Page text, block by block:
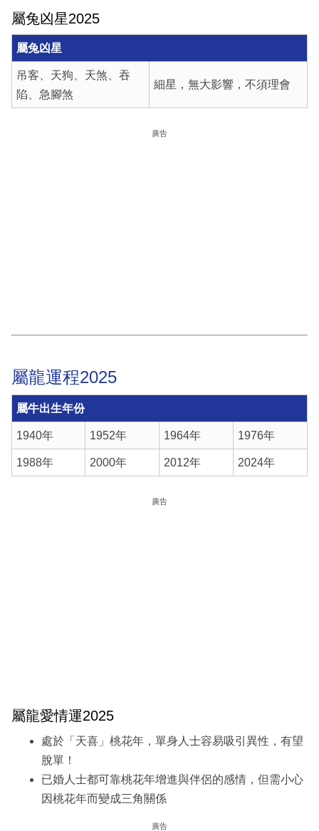
屬兔凶星2025
屬兔凶星
吊客、天狗、天煞、吞
陷、急腳煞
細星，無大影響，不須理會
廣告
屬龍運程2025
屬牛出生年份
1940年 1952年 1964年 1976年
1988年 2000年 2012年 2024年
廣告
屬龍愛情運2025
處於「天喜」桃花年，單身人士容易吸引異性，有望
脫單！
已婚人士都可靠桃花年增進與伴侶的感情，但需小心
因桃花年而變成三角關係
廣告